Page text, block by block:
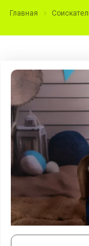
Главная